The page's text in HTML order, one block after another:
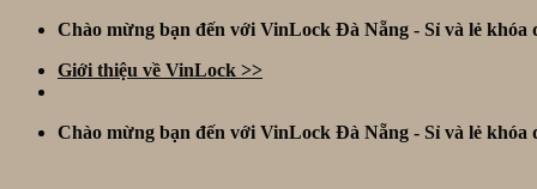
Skip
content
Chào mừng bạn đến với VinLock Đà Nẵng - Sỉ và lẻ khóa
Giới thiệu về VinLock >>
Chào mừng bạn đến với VinLock Đà Nẵng - Sỉ và lẻ khóa